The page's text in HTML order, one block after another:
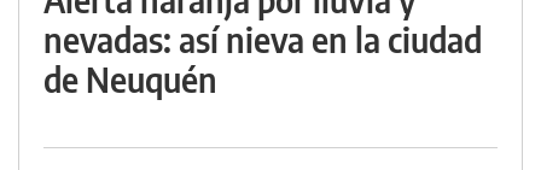
nevadas: así nieva en la ciudad
de Neuquén